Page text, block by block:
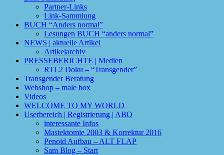
Partner-Links
Link-Sammlung
BUCH “Anders normal”
Lesungen BUCH “anders normal”
NEWS | aktuelle Artikel
Artikelarchiv
PRESSEBERICHTE | Medien
RTL2 Doku – “Transgender”
Transgender Beratung
Webshop – male box
Videos
WELCOME TO MY WORLD
Userbereich | Registrierung | ABO
interessante Infos
Mastektomie 2003 & Korrektur 2016
Penoid Aufbau – ALT FLAP
Sam Blog – Start